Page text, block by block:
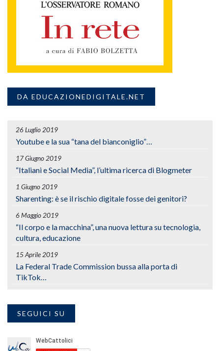
DA EDUCAZIONEDIGITALE.NET
26 Luglio 2019
Youtube e la sua “tana del bianconiglio”…
17 Giugno 2019
“Italiani e Social Media”, l’ultima ricerca di Blogmeter
1 Giugno 2019
Sharenting: è se il rischio digitale fosse dei genitori?
6 Maggio 2019
“Il corpo e la macchina”, una nuova lettura su tecnologia,
cultura, educazione
15 Aprile 2019
La Federal Trade Commission bussa alla porta di
TikTok…
SEGUICI SU